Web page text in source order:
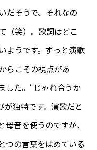
だそうで、それなの
（笑）。歌詞はどこ
ようです。ずっと演歌
らこその視点があ
した。“じゃれ合うか
が独特です。演歌だと
音を使うのですが、
つの言葉をはめている